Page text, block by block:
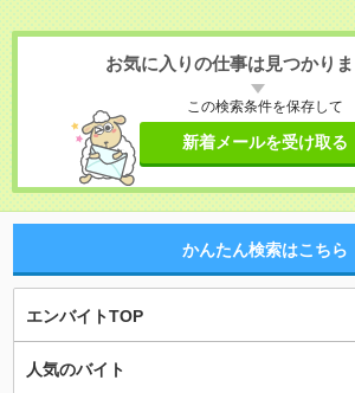
お気に入りの仕事は見つかり
この検索条件を保存して
新着メールを受け取る
かんたん検索はこちら
エンバイトTOP
人気のバイト